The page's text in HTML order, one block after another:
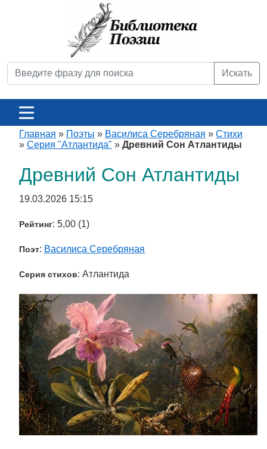
Искать
Главная » Поэты » Василиса Серебряная » Стихи
» Серия "Атлантида" » Древний Сон Атлантиды
Древний Сон Атлантиды
19.03.2026 15:15
Рейтинг: 5,00 (1)
Поэт: Василиса Серебряная
Серия стихов: Атлантида